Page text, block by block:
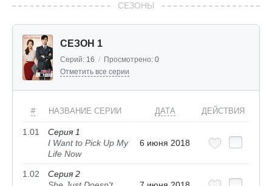
СЕЗОНЫ
СЕЗОН 1
Серий: 16 / Просмотрено: 0
Отметить все серии
# НАЗВАНИЕ СЕРИИ ДАТА ДЕЙСТВИЯ
1.01
Серия 1
I Want to Pick Up My
Life Now
6 июня 2018
1.02
Серия 2